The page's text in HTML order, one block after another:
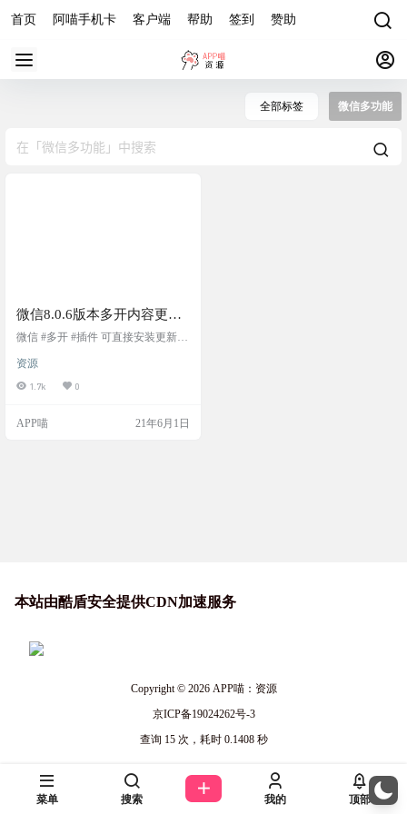
首页 阿喵手机卡 客户端 帮助 签到 赞助
全部标签 微信多功能
微信8.0.6版本多开内容更
新，线条气泡，字体颜色修
微信 #多开 #插件 可直接安装更新，
条版），字体颜色（白：浅绿；
黑：粉红）支持暗黑模式，效果图
码：r2hz
资源
1.7k 0
APP喵 21年6月1日
本站由酷盾安全提供CDN加速服务
Copyright © 2026APP喵：资源
京ICP备19024262号-3
查询 15 次，耗时 0.1408 秒
菜单 搜索 我的 顶部